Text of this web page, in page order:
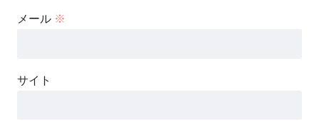
メール ※
サイト